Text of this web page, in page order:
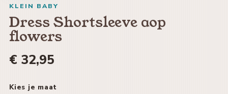
KLEIN BABY
Dress Shortsleeve aop
flowers
€ 32,95
Kies je maat